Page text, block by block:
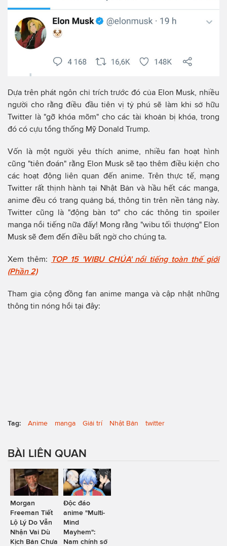
Dựa trên phát ngôn chỉ trích trước đó của Elon Musk, nhiều
người cho rằng điều đầu tiên vị tỷ phú sẽ làm khi sở hữu
Twitter là "gỡ khóa mõm" cho các tài khoản bị khóa, trong
đó có cựu tổng thống Mỹ Donald Trump.
Vốn là một người yêu thích anime, nhiều fan hoạt hình
cũng "tiên đoán" rằng Elon Musk sẽ tạo thêm điều kiện cho
các hoạt động liên quan đến anime. Trên thực tế, mạng
Twitter rất thịnh hành tại Nhật Bản và hầu hết các manga,
anime đều có trang quảng bá, thông tin trên nền tảng này.
Twitter cũng là "động bàn tơ" cho các thông tin spoiler
manga nổi tiếng nữa đấy! Mong rằng "wibu tối thượng" Elon
Musk sẽ đem đến điều bất ngờ cho chúng ta.
Xem thêm: TOP 15 'WIBU CHÚA' nổi tiếng toàn thế giới
(Phần 2)
Tham gia cộng đồng fan anime manga và cập nhật những
thông tin nóng hổi tại đây:
Tag: Anime manga Giải trí Nhật Bản twitter
BÀI LIÊN QUAN
Morgan
Freeman Tiết
Lộ Lý Do Vẫn
Nhận Vai Dù
Kịch Bản Chưa
Độc đáo
anime "Multi-
Mind
Mayhem":
Nam chính sở